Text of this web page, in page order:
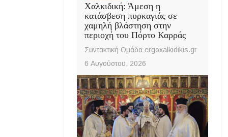
Χαλκιδική: Άμεση η
κατάσβεση πυρκαγιάς σε
χαμηλή βλάστηση στην
περιοχή του Πόρτο Καρράς
Συντακτική Ομάδα ergoxalkidikis.gr
6 Αυγούστου, 2026